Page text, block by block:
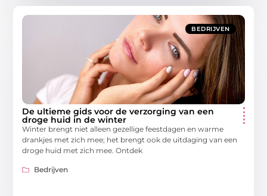
BEDRIJVEN
De ultieme gids voor de verzorging van een
droge huid in de winter
Winter brengt niet alleen gezellige feestdagen en warme
drankjes met zich mee; het brengt ook de uitdaging van een
droge huid met zich mee. Ontdek
Bedrijven